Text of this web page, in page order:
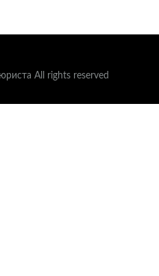
All rights reserved